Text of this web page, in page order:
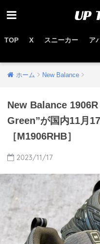
TOP X スニーカー ア
ホーム New Balance
New Balance
Green”が国内11月
［M1906RHB］
2023/11/17